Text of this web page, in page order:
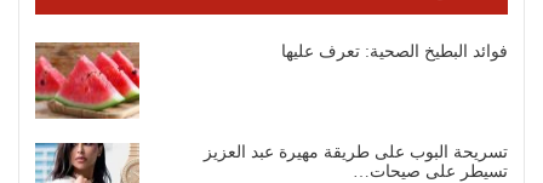
فوائد البطيخ الصحية: تعرف عليها
تسريحة البوب على طريقة مهيرة عبد العزيز
تسيطر على صيحات…